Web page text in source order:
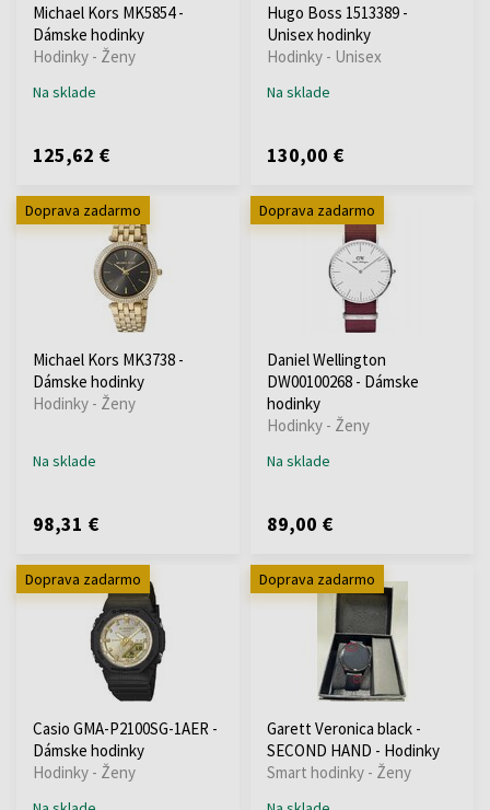
Michael Kors MK5854 -
Dámske hodinky
Hodinky - Ženy
Na sklade
125,62 €
Hugo Boss 1513389 -
Unisex hodinky
Hodinky - Unisex
Na sklade
130,00 €
Doprava zadarmo
Michael Kors MK3738 -
Dámske hodinky
Hodinky - Ženy
Na sklade
98,31 €
Doprava zadarmo
Daniel Wellington
DW00100268 - Dámske
hodinky
Hodinky - Ženy
Na sklade
89,00 €
Doprava zadarmo
Casio GMA-P2100SG-1AER -
Dámske hodinky
Hodinky - Ženy
Doprava zadarmo
Garett Veronica black -
SECOND HAND - Hodinky
Smart hodinky - Ženy